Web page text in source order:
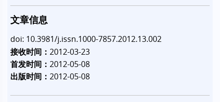
文章信息
doi: 10.3981/j.issn.1000-7857.2012.13.002
接收时间：2012-03-23
首发时间：2012-05-08
出版时间：2012-05-08